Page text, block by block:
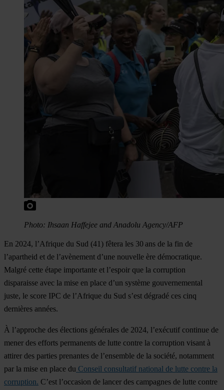
Photo: Ihsaan Haffejee and Anadolu Agency/AFP
En 2024, l’Afrique du Sud (41) fêtera les 30 ans de la fin de
l’apartheid et de l’avènement d’une nouvelle ère démocratique.
Malgré cette étape importante et l’espoir que la corruption
disparaisse avec la mise en place d’un système gouvernemental
juste, le score IPC de l’Afrique du Sud s’est dégradé ces cinq
dernières années.
À l’approche des élections générales de 2024, l’exécutif continue de
mener des efforts permanents de lutte contre la corruption visant à
attirer des parties prenantes de l’ensemble de la société, notamment
par la mise en place du Conseil consultatif national de lutte contre la
corruption. C’est l’occasion de lancer des campagnes de lutte contre